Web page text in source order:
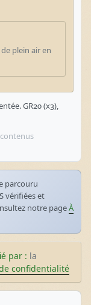
plein air en
parcouru
vérifiées et
notre pageÀ
par : la
confidentialité